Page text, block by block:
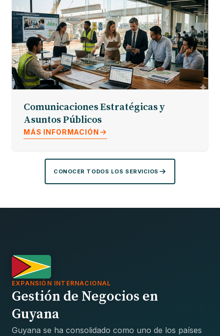
Comunicaciones Estratégicas y
Asuntos Públicos
MÁS INFORMACIÓN
CONOCER TODOS LOS SERVICIOS
EXPANSIÓN INTERNACIONAL
Gestión de Negocios en
Guyana
Guyana se ha consolidado como uno de los países